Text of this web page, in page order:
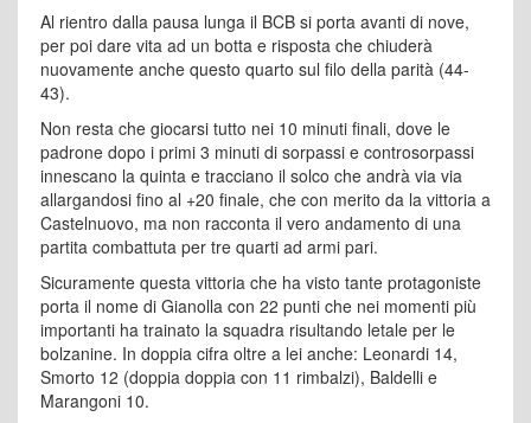
Al rientro dalla pausa lunga il BCB si porta avanti di nove,
per poi dare vita ad un botta e risposta che chiuderà
nuovamente anche questo quarto sul filo della parità (44-
43).
Non resta che giocarsi tutto nei 10 minuti finali, dove le
padrone dopo i primi 3 minuti di sorpassi e controsorpassi
innescano la quinta e tracciano il solco che andrà via via
allargandosi fino al +20 finale, che con merito da la vittoria a
Castelnuovo, ma non racconta il vero andamento di una
partita combattuta per tre quarti ad armi pari.
Sicuramente questa vittoria che ha visto tante protagoniste
porta il nome di Gianolla con 22 punti che nei momenti più
importanti ha trainato la squadra risultando letale per le
bolzanine. In doppia cifra oltre a lei anche: Leonardi 14,
Smorto 12 (doppia doppia con 11 rimbalzi), Baldelli e
Marangoni 10.